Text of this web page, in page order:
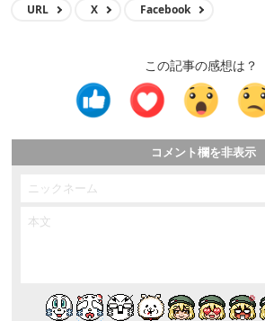
URL X Facebook
この記事の感想は？
コメント欄を非表示